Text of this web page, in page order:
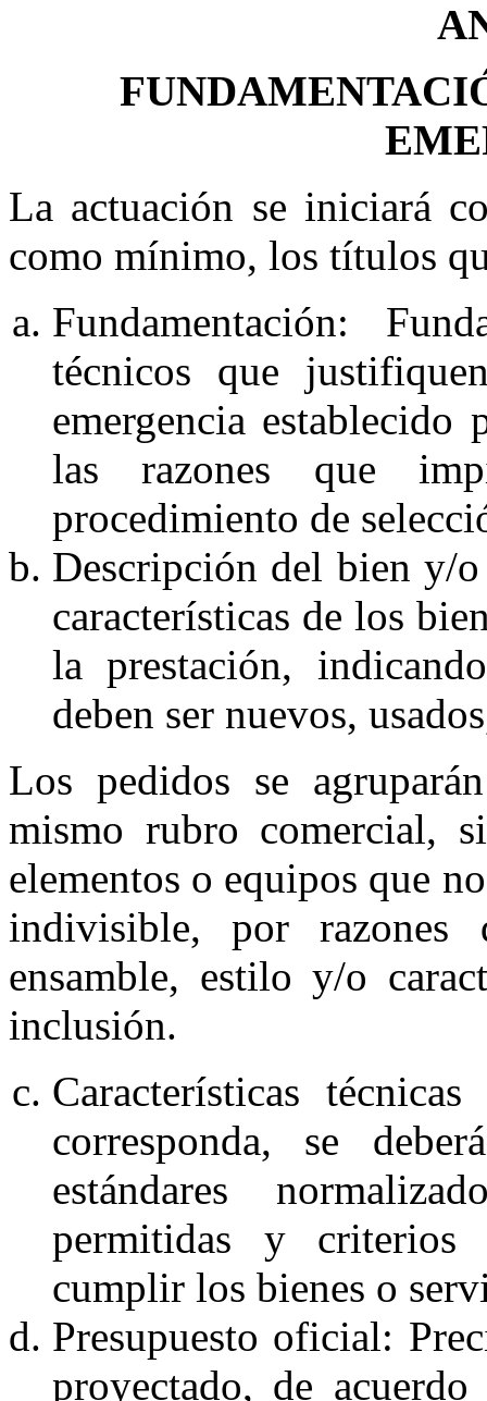
La actuación se iniciará
como mínimo, los títulos
Fundamentación:
técnicos que
emergencia
las razones que
procedimiento de
Descripción del bien y/
características de los
la prestación,
deben ser nuevos,
Los pedidos se
mismo rubro comercial,
elementos o equipos que
indivisible, por razones
ensamble, estilo y/o
inclusión.
Características
corresponda, se
estándares
permitidas y criterios
cumplir los bienes o
Presupuesto oficial:
proyectado, de